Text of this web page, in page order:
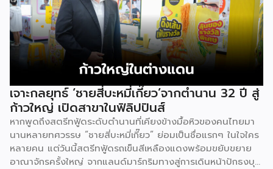
เจาะกลยุทธ์ ‘ชายสี่บะหมี่เกี๊ยว’จากตำนาน 32 ปี สู่
ก้าวใหญ่ เปิดสาขาในฟิลิปปินส์
หากพูดถึงสตรีทฟู้ดระดับตำนานที่เคียงข้างมื้อหิวของคนไทยมา
นานหลายทศวรรษ “ชายสี่บะหมี่เกี๊ยว” ย่อมเป็นชื่อแรกๆ ในใจใคร
หลายคน แต่วันนี้สตรีทฟู้ดรถเข็นสีเหลืองแดงพร้อมขยับขยาย
อาณาจักรครั้งใหญ่ จากแลนด์มาร์กริมทางสู่การเดินหน้าปักธงบุก